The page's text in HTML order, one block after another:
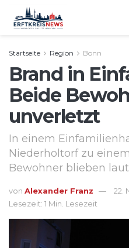
Startseite Region Bonn
Brand in
Beide
unverletzt
In einem
Niederholtorf zu
Bewohner blieben
von Alexander Franz
22.
Lesezeit: 1 Min. Lesezeit